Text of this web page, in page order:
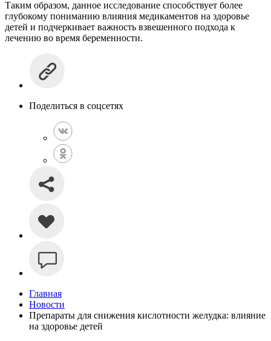
Таким образом, данное исследование способствует более
глубокому пониманию влияния медикаментов на здоровье
детей и подчеркивает важность взвешенного подхода к
лечению во время беременности.
Поделиться в соцсетях
Главная
Новости
Препараты для снижения кислотности желудка: влияние
на здоровье детей